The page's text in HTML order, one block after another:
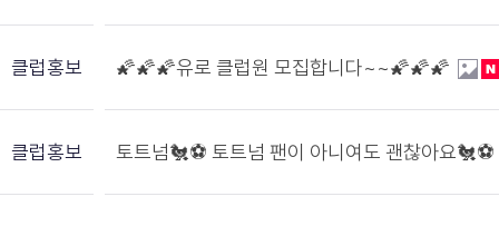
클럽홍보 🌠🌠🌠유로 클럽원 모집합니다~~🌠🌠🌠
클럽홍보 토트넘🐔⚽️ 토트넘 팬이 아니여도 괜찮아요🐔⚽️